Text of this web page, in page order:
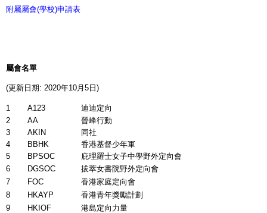
附屬屬會(學校)申請表
屬會名單
(更新日期: 2020年10月5 日)
1 A123
迪迪定向
2
AA
晉峰行動
3
AKIN
同社
4
BBHK
香港基督少年軍
5
BPSOC
庇理羅士女子中學野外定向會
6
DGSOC
拔萃女書院野外定向會
7
FOC
香港家庭定向會
8
HKAYP
香港青年獎勵計劃
9
HKIOF
港島定向力量